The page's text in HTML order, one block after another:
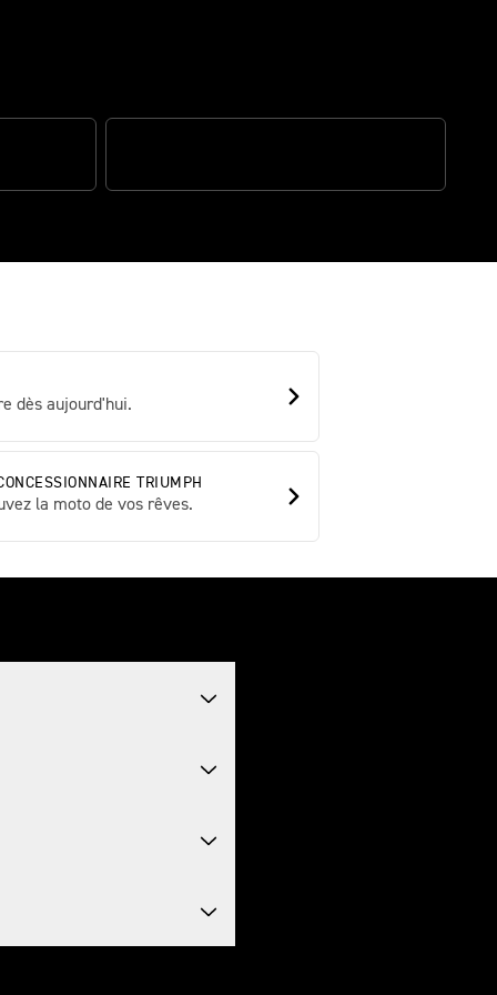
dès aujourd'hui.
TRIUMPH
la moto de vos rêves.